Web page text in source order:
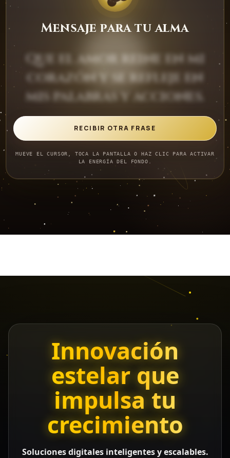
Mensaje para tu alma
Que el amor reine en mi
corazón y se refleje en
mis palabras y acciones.
RECIBIR OTRA FRASE
MUEVE EL CURSOR, TOCA LA PANTALLA O HAZ CLIC PARA ACTIVAR
LA ENERGÍA DEL FONDO.
Innovación
estelar que
impulsa tu
crecimiento
Soluciones digitales inteligentes y escalables.